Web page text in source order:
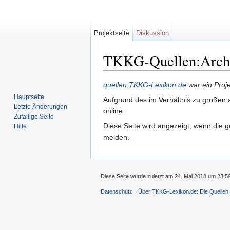
TKKG-
quellen.TKKG-Lexikon.de war ein
Aufgrund des im Verhältnis zu großen
online.
Diese Seite wird angezeigt, wenn die
melden.
Projektseite Diskussion
Hauptseite
Letzte Änderungen
Zufällige Seite
Hilfe
Diese Seite wurde zuletzt am 24. Mai 2018 um
Datenschutz Über TKKG-Lexikon.de: Die